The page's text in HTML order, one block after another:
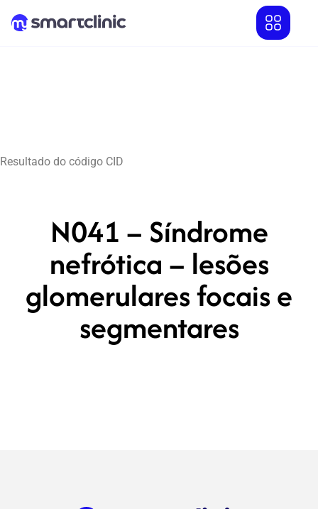
Resultado do código CID
N041 – Síndrome
nefrótica – lesões
glomerulares focais e
segmentares